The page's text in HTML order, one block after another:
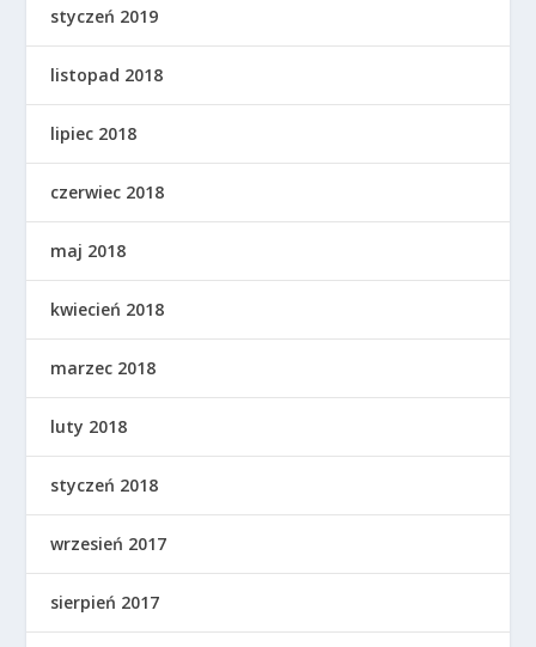
styczeń 2019
listopad 2018
lipiec 2018
czerwiec 2018
maj 2018
kwiecień 2018
marzec 2018
luty 2018
styczeń 2018
wrzesień 2017
sierpień 2017